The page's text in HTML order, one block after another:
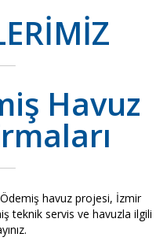
Havuz
havuz projesi, İzmir
teknik servis ve havuzla ilgili